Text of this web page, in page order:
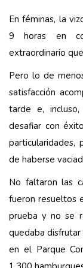
En féminas, la
9 horas en
extraordinario
Pero lo de
satisfacción
tarde e,
desafiar con
de haberse
No faltaron las
fueron resueltos
prueba y no se
quedaba disfrutar
en el Parque